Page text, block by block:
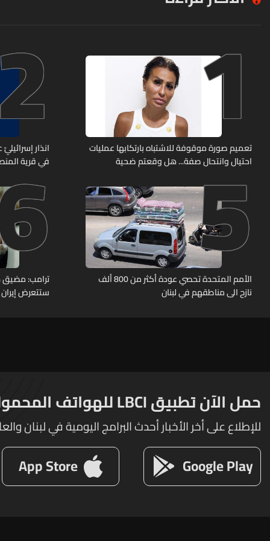
1
تعميم صورة موقوفة للاشتباه بارتكابها عمليات
احتيال وانتحال صفة... هل وقعتم ضحية
انذار
في قرية
5
الأمم المتحدة تحصي عودة أكثر من 800 ألف
نازح الى مناطقهم في لبنان
ترامب: مضيق
ستتعرض إيران
حمل الآن تطبيق LBCI للهواتف المحمولة
للإطلاع على أخر الأخبار أحدث البرامج اليومية في لبنان
Google Play
App Store